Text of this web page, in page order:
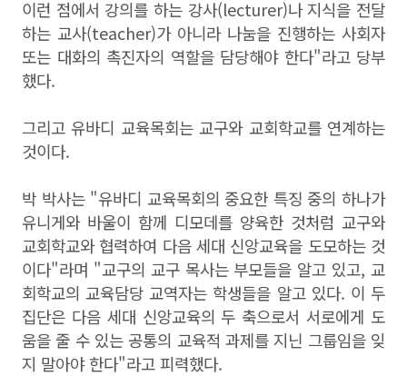
이런 점에서 강의를 하는 강사(lecturer)나 지식을 전달
하는 교사(teacher)가 아니라 나눔을 진행하는 사회자
또는 대화의 촉진자의 역할을 담당해야 한다"라고 당부
했다.
그리고 유바디 교육목회는 교구와 교회학교를 연계하는
것이다.
박 박사는 "유바디 교육목회의 중요한 특징 중의 하나가
유니게와 바울이 함께 디모데를 양육한 것처럼 교구와
교회학교와 협력하여 다음 세대 신앙교육을 도모하는 것
이다"라며 "교구의 교구 목사는 부모들을 알고 있고, 교
회학교의 교육담당 교역자는 학생들을 알고 있다. 이 두
집단은 다음 세대 신앙교육의 두 축으로서 서로에게 도
움을 줄 수 있는 공통의 교육적 과제를 지닌 그룹임을 잊
지 말아야 한다"라고 피력했다.